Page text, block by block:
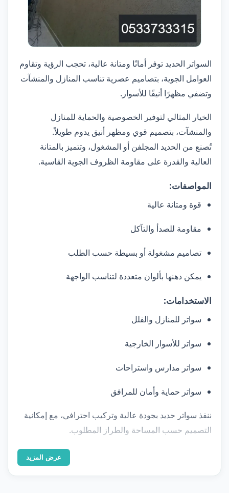
السواتر الحديد توفر أمانًا ومتانة عالية، تحجب الرؤية وتقاوم
العوامل الجوية، بتصاميم عصرية تناسب المنازل والمنشآت
وتضفي مظهرًا أنيقًا للأسوار.
الخيار المثالي لتوفير الخصوصية والحماية للمنازل
والمنشآت، بتصميم قوي ومظهر أنيق يدوم طويلاً.
تُصنع من الحديد المجلفن أو المشغول، وتتميز بالمتانة
العالية والقدرة على مقاومة الظروف الجوية القاسية.
المواصفات:
قوة ومتانة عالية
مقاومة للصدأ والتآكل
تصاميم مشغولة أو بسيطة حسب الطلب
يمكن دهنها بألوان متعددة لتناسب الواجهة
الاستخدامات:
سواتر للمنازل والفلل
سواتر للأسوار الخارجية
سواتر مدارس واستراحات
سواتر حماية وأمان للمرافق
ننفذ سواتر حديد بجودة عالية وتركيب احترافي، مع إمكانية
التصميم حسب المساحة والطراز المطلوب.
عرض المزيد